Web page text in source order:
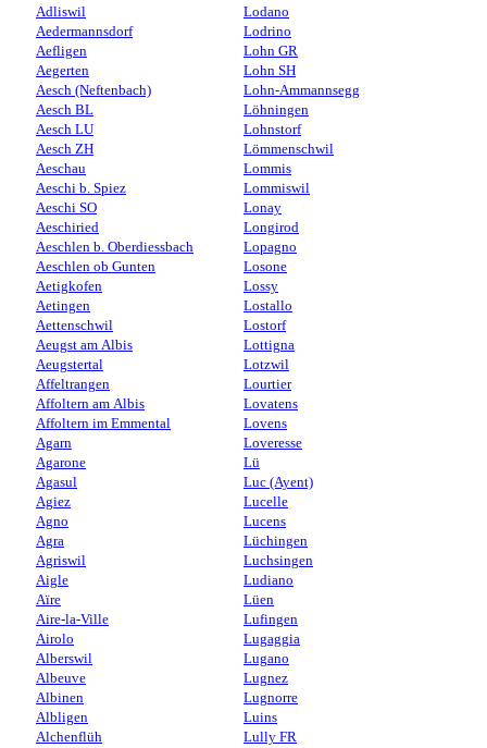
Adliswil
Aedermannsdorf
Aefligen
Aegerten
Aesch (Neftenbach)
Aesch BL
Aesch LU
Aesch ZH
Aeschau
Aeschi b. Spiez
Aeschi SO
Aeschiried
Aeschlen b. Oberdiessbach
Aeschlen ob Gunten
Aetigkofen
Aetingen
Aettenschwil
Aeugst am Albis
Aeugstertal
Affeltrangen
Affoltern am Albis
Affoltern im Emmental
Agarn
Agarone
Agasul
Agiez
Agno
Agra
Agriswil
Aigle
Aïre
Aire-la-Ville
Airolo
Alberswil
Albeuve
Albinen
Albligen
Alchenflüh
Lodano
Lodrino
Lohn GR
Lohn SH
Lohn-Ammannsegg
Löhningen
Lohnstorf
Lömmenschwil
Lommis
Lommiswil
Lonay
Longirod
Lopagno
Losone
Lossy
Lostallo
Lostorf
Lottigna
Lotzwil
Lourtier
Lovatens
Lovens
Loveresse
Lü
Luc (Ayent)
Lucelle
Lucens
Lüchingen
Luchsingen
Ludiano
Lüen
Lufingen
Lugaggia
Lugano
Lugnez
Lugnorre
Luins
Lully FR